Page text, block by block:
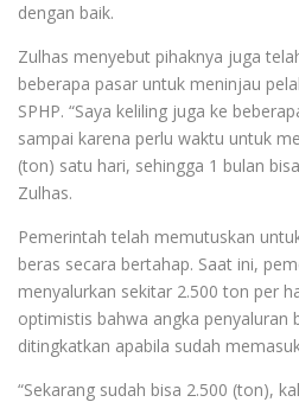
dengan baik.
Zulhas menyebut pihaknya juga
beberapa pasar untuk meninjau
SPHP. “Saya keliling juga ke
sampai karena perlu waktu untuk
(ton) satu hari, sehingga 1 bulan
Zulhas.
Pemerintah telah memutuskan
beras secara bertahap. Saat ini,
menyalurkan sekitar 2.500 ton per
optimistis bahwa angka penyaluran
ditingkatkan apabila sudah
“Sekarang sudah bisa 2.500 (ton),